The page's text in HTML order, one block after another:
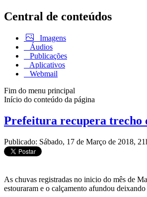
Central de conteúdos
Imagens
Áudios
Publicações
Aplicativos
Webmail
Fim do menu principal
Início do conteúdo da página
Prefeitura recupera trecho
Publicado: Sábado, 17 de Março de 2018,
As chuvas registradas no inicio do mês de
estouraram e o calçamento afundou